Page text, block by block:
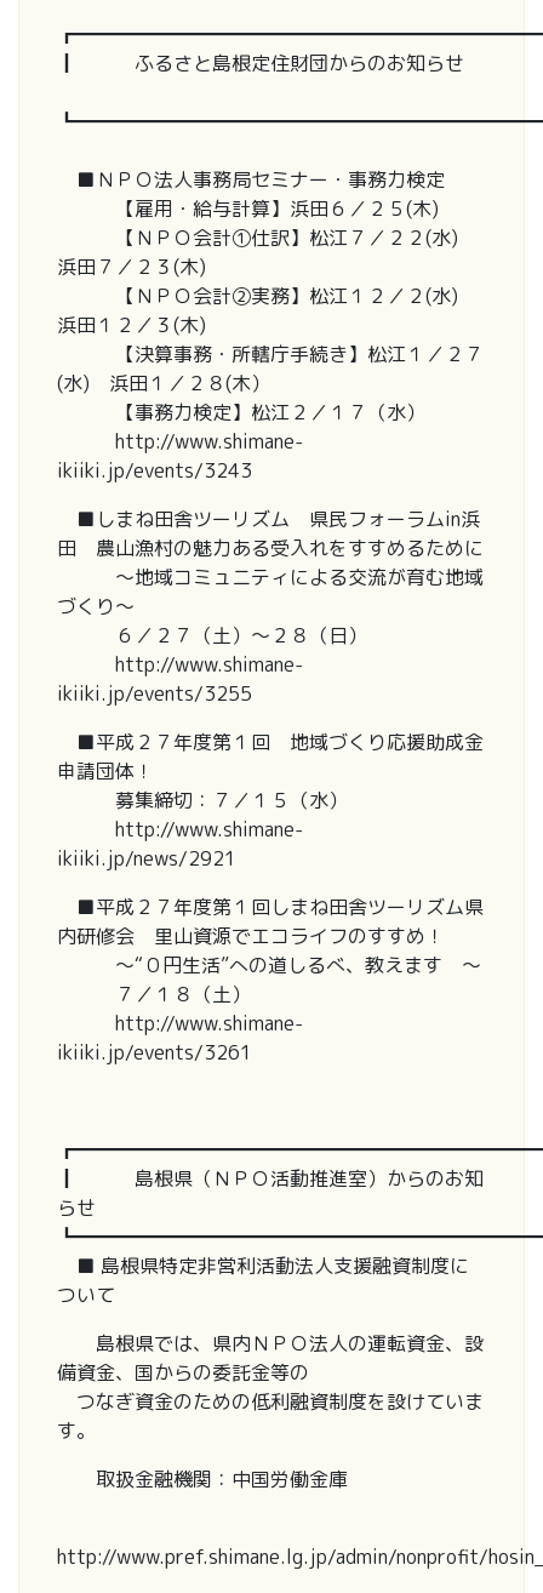
┃ ふるさと島根定住財団からのお知らせ
■ＮＰＯ法人事務局セミナー・事務力検定
【雇用・給与計算】浜田６／２５(木)
【ＮＰＯ会計①仕訳】松江７／２２(水)
浜田７／２３(木)
【ＮＰＯ会計②実務】松江１２／２(水)
浜田１２／３(木)
【決算事務・所轄庁手続き】松江１／２７
(水) 浜田１／２８(木）
【事務力検定】松江２／１７（水）
http://www.shimane-
ikiiki.jp/events/3243
■しまね田舎ツーリズム 県民フォーラムin浜
田 農山漁村の魅力ある受入れをすすめるために
～地域コミュニティによる交流が育む地域
づくり～
６／２７（土）～２８（日）
http://www.shimane-
ikiiki.jp/events/3255
■平成２７年度第１回 地域づくり応援助成金
申請団体！
募集締切：７／１５（水）
http://www.shimane-
ikiiki.jp/news/2921
■平成２７年度第１回しまね田舎ツーリズム県
内研修会 里山資源でエコライフのすすめ！
～“０円生活”への道しるべ、教えます ～
７／１８（土）
http://www.shimane-
ikiiki.jp/events/3261
┃ 島根県（ＮＰＯ活動推進室）からのお知
らせ
■ 島根県特定非営利活動法人支援融資制度に
ついて
島根県では、県内ＮＰＯ法人の運転資金、設
備資金、国からの委託金等の
つなぎ資金のための低利融資制度を設けていま
す。
取扱金融機関：中国労働金庫
http://www.pref.shimane.lg.jp/admin/nonprofit/